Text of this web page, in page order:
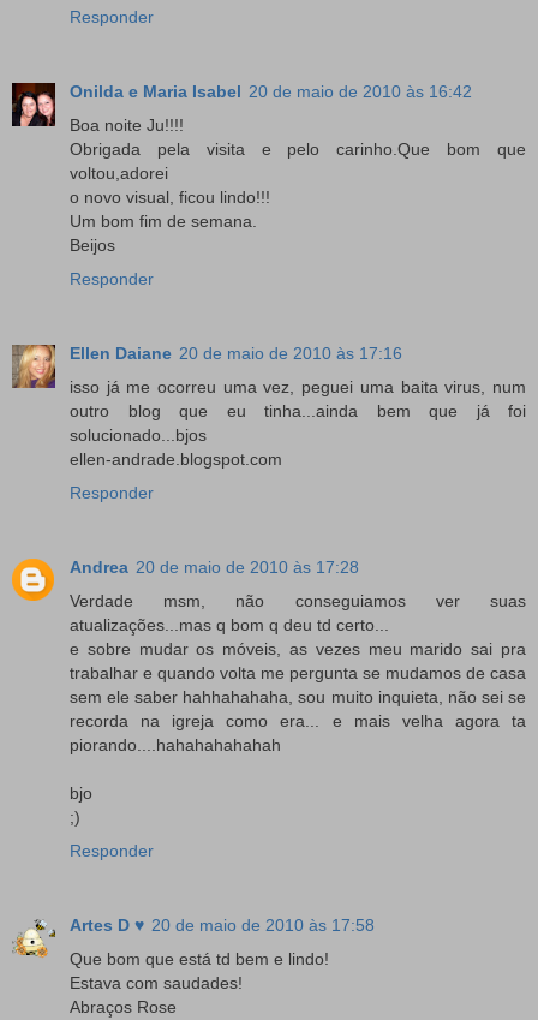
Responder
Onilda e Maria Isabel 20 de maio de 2010 às 16:42
Boa noite Ju!!!!
Obrigada pela visita e pelo carinho.Que bom que
voltou,adorei
o novo visual, ficou lindo!!!
Um bom fim de semana.
Beijos
Responder
Ellen Daiane 20 de maio de 2010 às 17:16
isso já me ocorreu uma vez, peguei uma baita virus, num
outro blog que eu tinha...ainda bem que já foi
solucionado...bjos
ellen-andrade.blogspot.com
Responder
Andrea 20 de maio de 2010 às 17:28
Verdade msm, não conseguiamos ver suas
atualizações...mas q bom q deu td certo...
e sobre mudar os móveis, as vezes meu marido sai pra
trabalhar e quando volta me pergunta se mudamos de casa
sem ele saber hahhahahaha, sou muito inquieta, não sei se
recorda na igreja como era... e mais velha agora ta
piorando....hahahahahahah
bjo
;)
Responder
Artes D ♥ 20 de maio de 2010 às 17:58
Que bom que está td bem e lindo!
Estava com saudades!
Abraços Rose